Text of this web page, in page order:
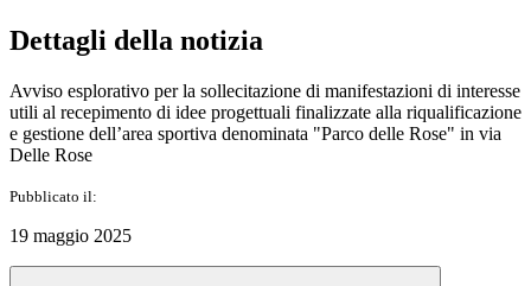
Dettagli della notizia
Avviso esplorativo per la sollecitazione di manifestazioni di interesse
utili al recepimento di idee progettuali finalizzate alla riqualificazione
e gestione dell’area sportiva denominata "Parco delle Rose" in via
Delle Rose
Pubblicato il:
19 maggio 2025